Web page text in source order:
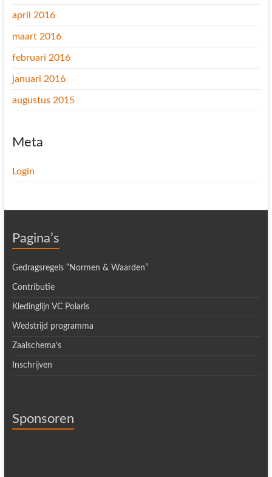
april 2016
maart 2016
februari 2016
januari 2016
augustus 2015
Meta
Login
Pagina’s
Gedragsregels “Normen & Waarden”
Contributie
Kledinglijn VC Polaris
Wedstrijd programma
Zaalschema’s
Inschrijven
Sponsoren